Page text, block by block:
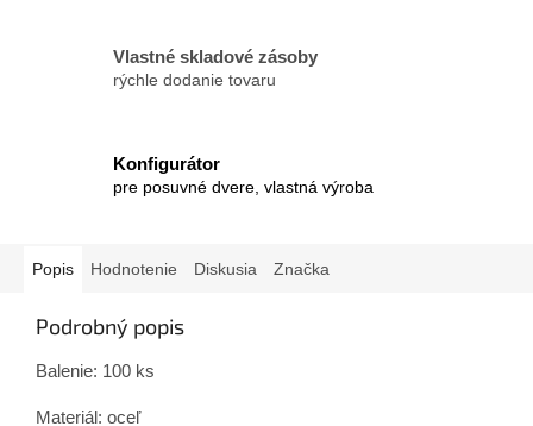
Vlastné skladové zásoby
rýchle dodanie tovaru
Konfigurátor
pre posuvné dvere, vlastná výroba
Popis Hodnotenie Diskusia Značka
Podrobný popis
Balenie: 100 ks
Materiál: oceľ